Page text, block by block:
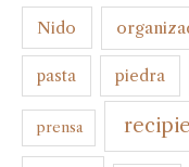
Nido
pasta piedra
prensa